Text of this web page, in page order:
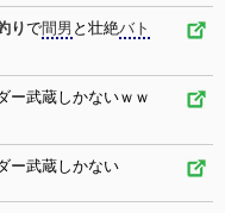
りで間男 と壮絶バト
ー武蔵しかないｗｗ
ー武蔵しかない